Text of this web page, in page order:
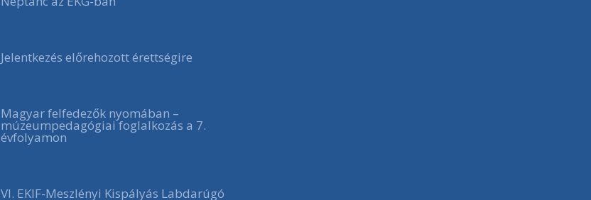
Jelentkezés előrehozott érettségire
Magyar felfedezők nyomában –
múzeumpedagógiai foglalkozás a 7.
évfolyamon
VI. EKIF-Meszlényi Kispályás Labdarúgó